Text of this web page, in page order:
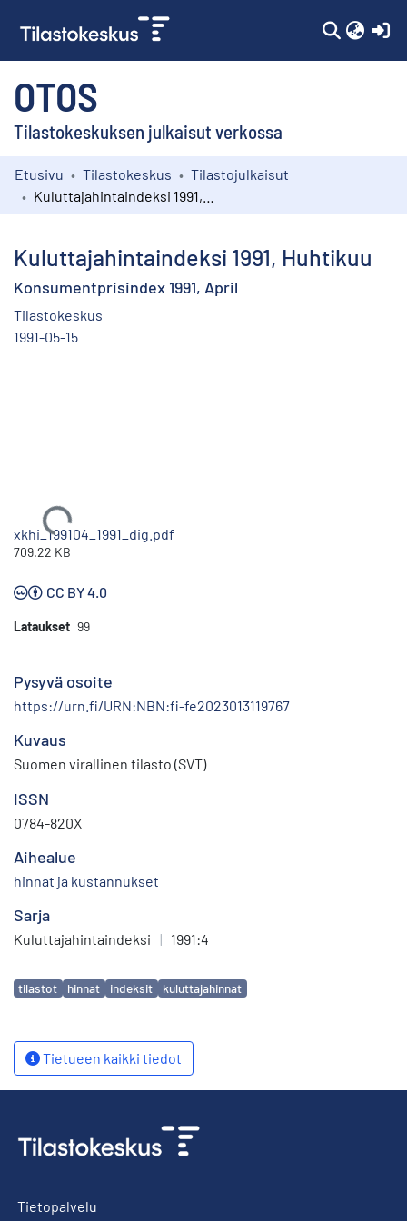
OTOS
Tilastokeskuksen julkaisut verkossa
Kokoelmat
Etusivu Tilastokeskus
Tilastojulkaisut
Kuluttajahintaindeksi 1991, Huhtikuu
Konsumentprisindex 1991, April
Tilastokeskus
1991-05-15
Ladataan...
xkhi_199104_1991_dig.pdf
709.22 KB
CC BY 4.0
Lataukset 99
Pysyvä osoite
https://urn.fi/URN:NBN:fi-fe2023013119767
Kuvaus
Suomen virallinen tilasto (SVT)
ISSN
0784-820X
Aihealue
hinnat ja kustannukset
Sarja
Kuluttajahintaindeksi | 1991:4
Avainsanat
tilastot hinnat indeksit kuluttajahinnat
Tietueen kaikki tiedot
Tietopalvelu